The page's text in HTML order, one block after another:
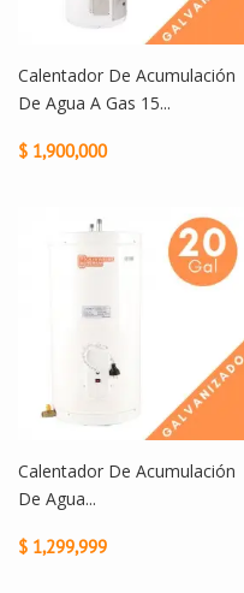
Calentador De Acumulación
De Agua A Gas 15...
$ 1,900,000
Calentador De Acumulación
De Agua...
$ 1,299,999